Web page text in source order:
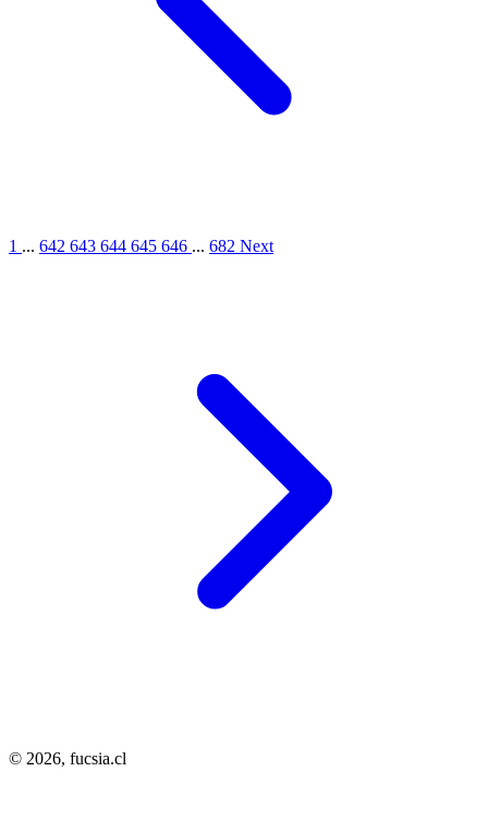
1 ... 642 643 644 645 646 ... 682 Next
© 2026, fucsia.cl